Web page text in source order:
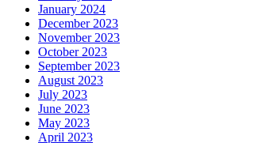
January 2024
December 2023
November 2023
October 2023
September 2023
August 2023
July 2023
June 2023
May 2023
April 2023